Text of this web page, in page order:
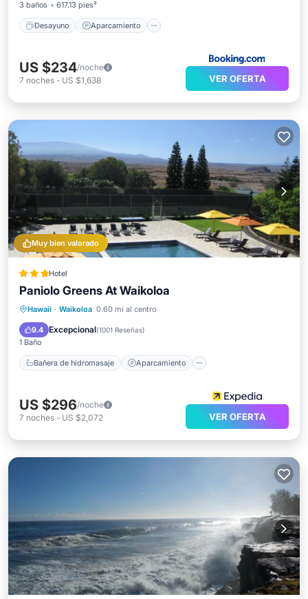
3 baños 617.13 pies²
Desayuno Aparcamiento
US $234/noche
7 noches - US $1,638 VER OFERTA
Muy bien valorado
Hotel
Paniolo Greens At Waikoloa
Hawaii · Waikoloa 0.60 mi al centro
9.4 Excepcional(1001 Reseñas)
1 Baño
Bañera de hidromasaje Aparcamiento
Bañera de hidromasaje
Piscina
Balcón/Terraza
US $296/noche
7 noches - US $2,072 VER OFERTA